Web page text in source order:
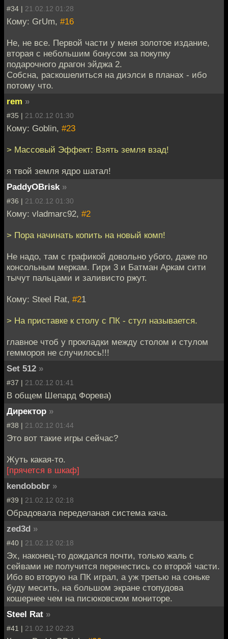
#34 | 21.02.12 01:28
Кому: GrUm, #16
Не, не все. Первой части у меня золотое издание,
вторая с небольшим бонусом за покупку
подарочного драгон эйджа 2.
Собсна, раскошелиться на диэлси в планах - ибо
потому что.
rem »
#35 | 21.02.12 01:30
Кому: Goblin, #23
> Массовый Эффект: Взять земля взад!
я твой земля ядро шатал!
PaddyOBrisk »
#36 | 21.02.12 01:30
Кому: vladmarc92, #2
> Пора начинать копить на новый комп!
Не надо, там с графикой довольно убого, даже по
консольным меркам. Гири 3 и Батман Аркам сити
тычут пальцами и заливисто ржут.
Кому: Steel Rat, #21
> На приставке к столу с ПК - стул называется.
главное чтоб у прокладки между столом и стулом
геммороя не случилось!!!
Set 512 »
#37 | 21.02.12 01:41
В общем Шепард Форева)
Директор »
#38 | 21.02.12 01:44
Это вот такие игры сейчас?
Жуть какая-то.
[прячется в шкаф]
kendobobr »
#39 | 21.02.12 02:18
Обрадовала переделаная система кача.
zed3d »
#40 | 21.02.12 02:18
Эх, наконец-то дождался почти, только жаль с
сейвами не получится перенестись со второй части.
Ибо во вторую на ПК играл, а уж третью на соньке
буду месить, на большом экране стопудова
кошернее чем на писюковском мониторе.
Steel Rat »
#41 | 21.02.12 02:23